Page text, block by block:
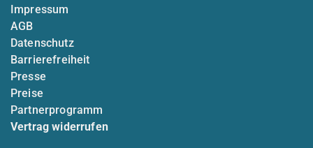
Impressum
AGB
Datenschutz
Barrierefreiheit
Presse
Preise
Partnerprogramm
Vertrag widerrufen